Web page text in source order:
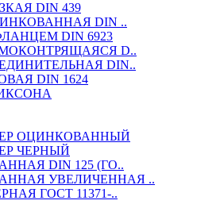
DIN 439
DIN ..
DIN 6923
D..
DIN..
DIN 1624
ОЦИНКОВАННЫЙ
ЧЕРНЫЙ
DIN 125 (ГО..
УВЕЛИЧЕННАЯ ..
ГОСТ 11371-..